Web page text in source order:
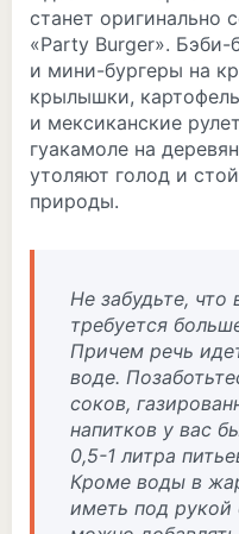
станет оригинально
«Party Burger».
и мини-бургеры на
крылышки,
и мексиканские
гуакамоле на
утоляют голод и
природы.
Не забудьте,
требуется
Причем речь
воде.
соков,
напитков у вас
0,5-1 литра
Кроме воды в
иметь под рукой